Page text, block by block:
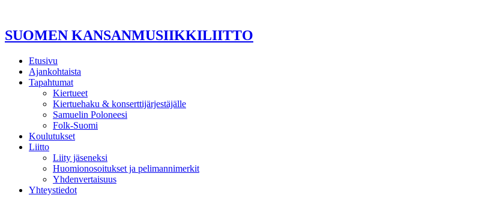
SUOMEN KANSANMUSIIKKILIITTO
Etusivu
Ajankohtaista
Tapahtumat
Kiertueet
Kiertuehaku & konserttijärjestäjälle
Samuelin Poloneesi
Folk-Suomi
Koulutukset
Liitto
Liity jäseneksi
Huomionosoitukset ja pelimannimerkit
Yhdenvertaisuus
Yhteystiedot